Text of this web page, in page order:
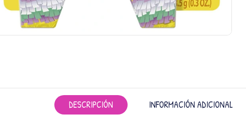
DESCRIPCIÓN INFORMACIÓN ADICIONAL